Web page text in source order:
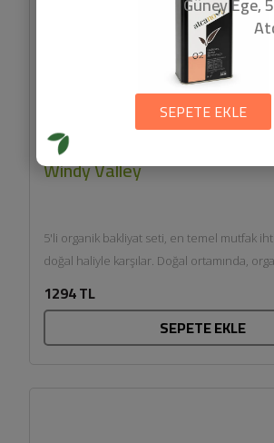
Organik Bakliyat Seti (5
Windy Valley
5'li organik bakliyat seti, en temel mutfak
doğal haliyle karşılar. Doğal ortamında,
1294 TL
SEPETE EKLE
SEPETE EKLE